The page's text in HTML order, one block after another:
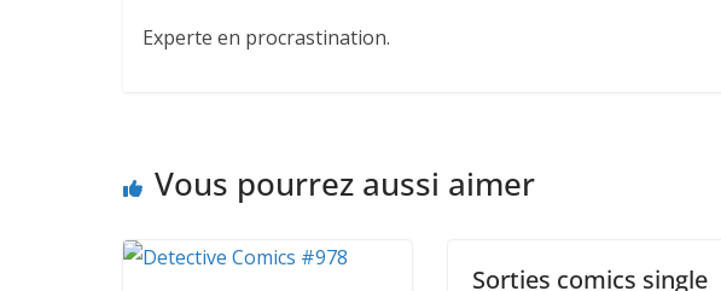
Experte en procrastination.
Vous pourrez aussi aimer
Sorties comics single